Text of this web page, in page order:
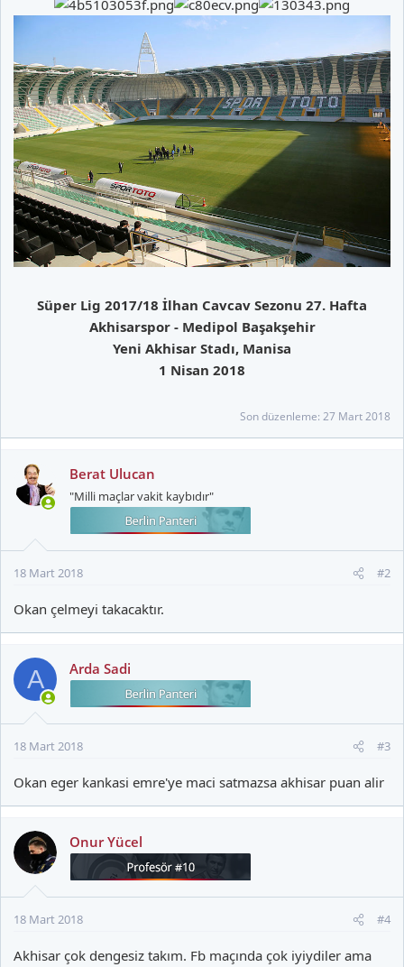
Süper Lig 2017/18 İlhan Cavcav Sezonu 27. Hafta
Akhisarspor - Medipol Başakşehir
Yeni Akhisar Stadı, Manisa
1 Nisan 2018
Son düzenleme: 27 Mart 2018
Berat Ulucan
"Milli maçlar vakit kaybıdır"
18 Mart 2018 #2
Okan çelmeyi takacaktır.
A Arda Sadi
18 Mart 2018 #3
Okan eger kankasi emre'ye maci satmazsa akhisar puan alir
Onur Yücel
18 Mart 2018 #4
Akhisar çok dengesiz takım. Fb maçında çok iyiydiler ama